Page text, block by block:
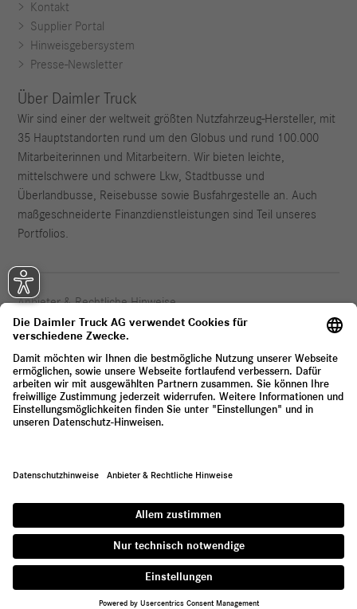
Kontakt
Supplier Portal
Hinweisgebersystem
Presse-Newsletter
Über Daimler Truck
Wir sind einer der weltweit größten Nutzfahrzeug-Hersteller, mit
35 Hauptstandorten rund um den Globus und rund 100.000
Mitarbeiterinnen und Mitarbeitern. Wir bieten leichte,
mittelschwere und schwere Lkw, Stadtbusse und
Überlandbusse, Reisebusse sowie Busfahrgestelle an. Auch
maßgeschneiderte Finanzdienstleistungen sind Teil unseres
Portfolios.
Anbieter & Rechtliche Hinweise
Datenschutz
© 2026 Daimler Truck AG. Alle Rechte vorbehalten.